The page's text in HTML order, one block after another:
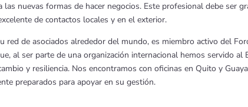
las nuevas formas de hacer negocios. Este profesional debe ser
de contactos locales y en el exterior.
red de asociados alrededor del mundo, es miembro activo del
al ser parte de una organización internacional hemos servido
y resiliencia. Nos encontramos con oficinas en Quito y
preparados para apoyar en su gestión.